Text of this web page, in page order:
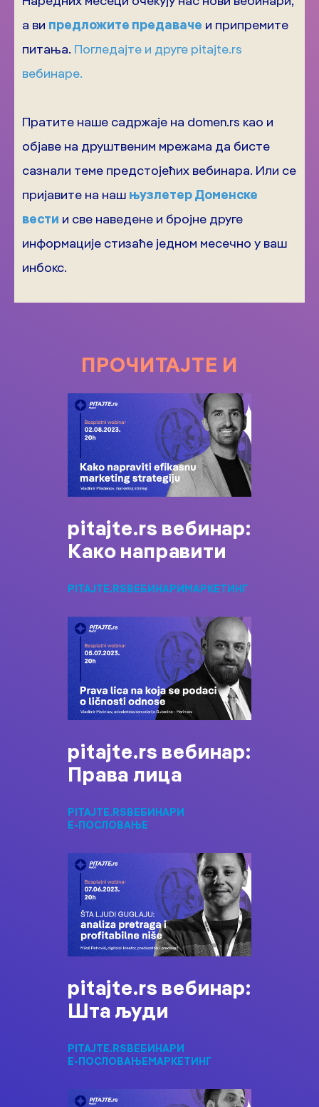
а ви предложите предаваче и припремите
питања. Погледајте и друге pitajte.rs
вебинаре.
Пратите наше садржаје на domen.rs као и
објаве на друштвеним мрежама да бисте
сазнали теме предстојећих вебинара. Или се
пријавите на наш њузлетер Доменске
вести и све наведене и бројне друге
информације стизаће једном месечно у ваш
инбокс.
ПРОЧИТАЈТЕ И
pitajte.rs вебинар:
Како направити
PITAJTE.RSВЕБИНАРИМАРКЕТИНГ
pitajte.rs вебинар:
Права лица
PITAJTE.RSВЕБИНАРИ
Е-ПОСЛОВАЊЕ
pitajte.rs вебинар:
Шта људи
PITAJTE.RSВЕБИНАРИ
Е-ПОСЛОВАЊЕМАРКЕТИНГ